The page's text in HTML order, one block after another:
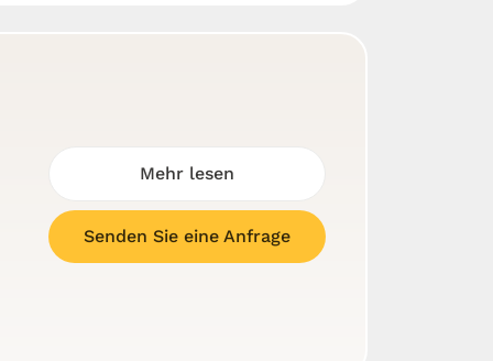
Mehr lesen
Senden Sie eine Anfrage